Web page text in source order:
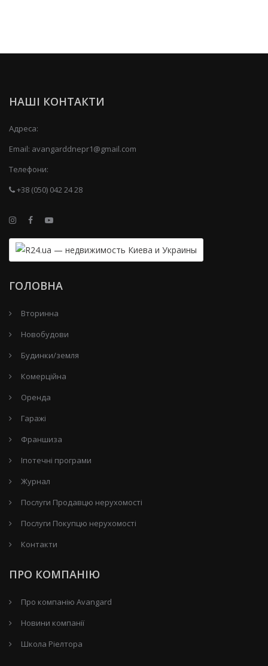
НАШІ КОНТАКТИ
Адреса:
Email: avangarddnepr1@gmail.com
Телефони:
+38 (050) 042 24 28
ГОЛОВНА
Вторинна
Новобудови
Будинки/земля
Комерційна
Оренда
Гаражі
Франшиза
Іпотечні програми
Журнал
Послуги Продавцю нерухомості
Послуги Покупцю нерухомості
Контакти
ПРО КОМПАНІЮ
Про компанію Avangard
Новини компанії
Школа Ріелтора